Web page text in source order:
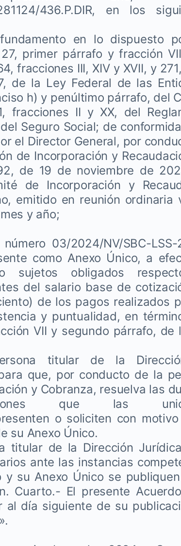
436.P.DIR, en los
en lo dispuesto
primer párrafo y fracción
fracciones III, XIV y XVII, y
de la Ley Federal de las
h) y penúltimo párrafo, del
fracciones II y XX, del
Seguro Social; de
el Director General, por
de Incorporación y
de 19 de noviembre de
de Incorporación y
emitido en reunión ordinaria
y año;
03/2024/NV/SBC-LSS-
como Anexo Único, a
obligados
del salario base de
de los pagos realizados
y puntualidad, en
VII y segundo párrafo, de
titular de la
que, por conducto de la
y Cobranza, resuelva las
que las
o soliciten con
su Anexo Único.
titular de la Dirección
ante las instancias
su Anexo Único se
Cuarto.- El presente
al día siguiente de su